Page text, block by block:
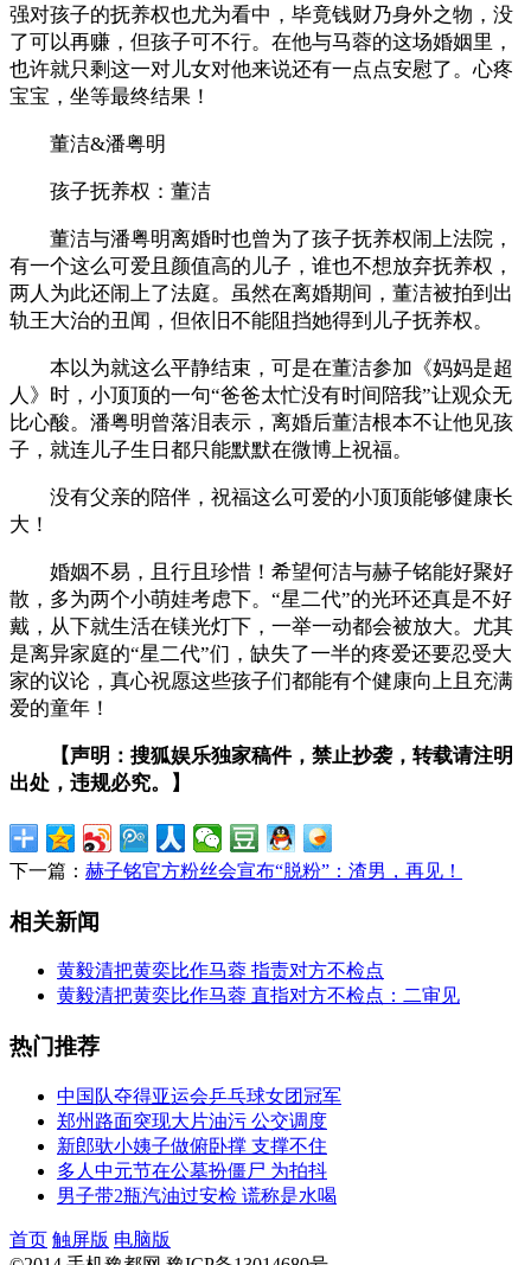
强对孩子的抚养权也尤为看中，毕竟钱财乃身外之物，没
了可以再赚，但孩子可不行。在他与马蓉的这场婚姻里，
也许就只剩这一对儿女对他来说还有一点点安慰了。心疼
宝宝，坐等最终结果！
董洁&潘粤明
孩子抚养权：董洁
董洁与潘粤明离婚时也曾为了孩子抚养权闹上法院，
有一个这么可爱且颜值高的儿子，谁也不想放弃抚养权，
两人为此还闹上了法庭。虽然在离婚期间，董洁被拍到出
轨王大治的丑闻，但依旧不能阻挡她得到儿子抚养权。
本以为就这么平静结束，可是在董洁参加《妈妈是超
人》时，小顶顶的一句“爸爸太忙没有时间陪我”让观众无
比心酸。潘粤明曾落泪表示，离婚后董洁根本不让他见孩
子，就连儿子生日都只能默默在微博上祝福。
没有父亲的陪伴，祝福这么可爱的小顶顶能够健康长
大！
婚姻不易，且行且珍惜！希望何洁与赫子铭能好聚好
散，多为两个小萌娃考虑下。“星二代”的光环还真是不好
戴，从下就生活在镁光灯下，一举一动都会被放大。尤其
是离异家庭的“星二代”们，缺失了一半的疼爱还要忍受大
家的议论，真心祝愿这些孩子们都能有个健康向上且充满
爱的童年！
【声明：搜狐娱乐独家稿件，禁止抄袭，转载请注明
出处，违规必究。】
下一篇： 赫子铭官方粉丝会宣布“脱粉”：渣男，再见！
相关新闻
黄毅清把黄奕比作马蓉 指责对方不检点
黄毅清把黄奕比作马蓉 直指对方不检点：二审见
热门推荐
中国队夺得亚运会乒乓球女团冠军
郑州路面突现大片油污 公交调度
新郎驮小姨子做俯卧撑 支撑不住
多人中元节在公墓扮僵尸 为拍抖
男子带2瓶汽油过安检 谎称是水喝
首页 触屏版 电脑版